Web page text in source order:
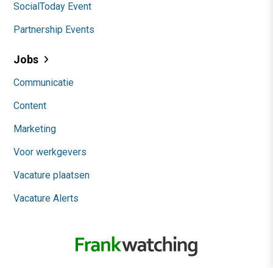
SocialToday Event
Partnership Events
Jobs
Communicatie
Content
Marketing
Voor werkgevers
Vacature plaatsen
Vacature Alerts